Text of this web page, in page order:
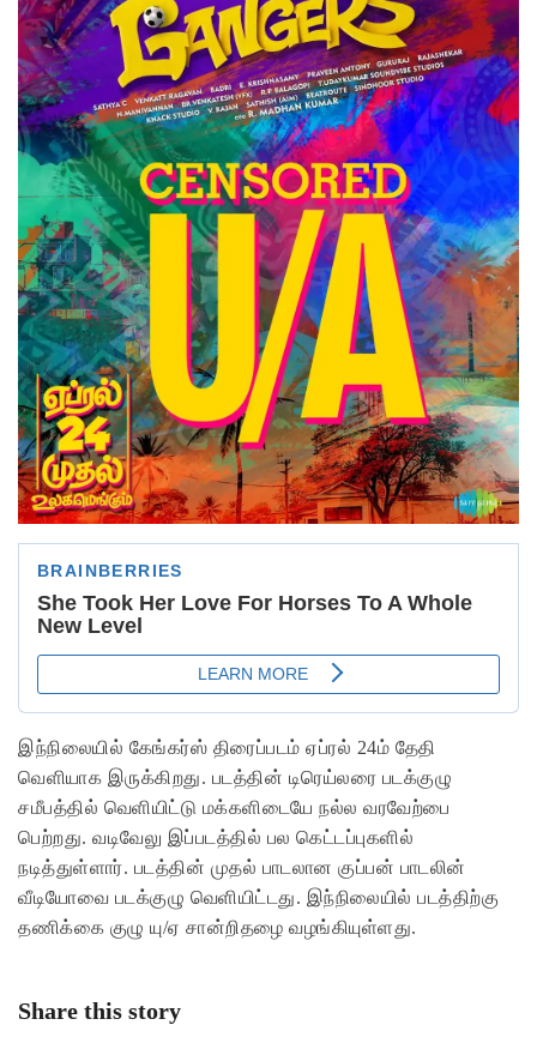
இந்நிலையில் கேங்கர்ஸ் திரைப்படம் ஏப்ரல் 24ம் தேதி
வெளியாக இருக்கிறது. படத்தின் டிரெய்லரை படக்குழு
சமீபத்தில் வெளியிட்டு மக்களிடையே நல்ல வரவேற்பை
பெற்றது. வடிவேலு இப்படத்தில் பல கெட்டப்புகளில்
நடித்துள்ளார். படத்தின் முதல் பாடலான குப்பன் பாடலின்
வீடியோவை படக்குழு வெளியிட்டது. இந்நிலையில் படத்திற்கு
தணிக்கை குழு யு/ஏ சான்றிதழை வழங்கியுள்ளது.
Share this story